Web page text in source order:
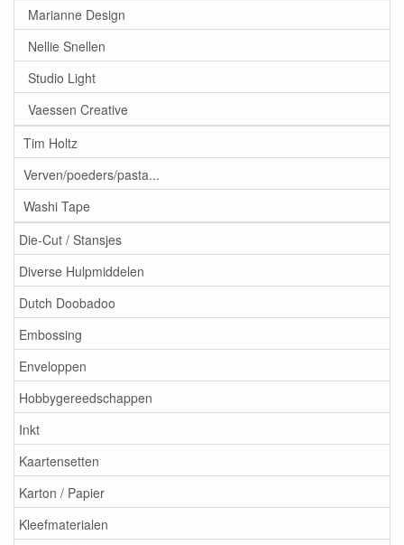
Marianne Design
Nellie Snellen
Studio Light
Vaessen Creative
Tim Holtz
Verven/poeders/pasta...
Washi Tape
Die-Cut / Stansjes
Diverse Hulpmiddelen
Dutch Doobadoo
Embossing
Enveloppen
Hobbygereedschappen
Inkt
Kaartensetten
Karton / Papier
Kleefmaterialen